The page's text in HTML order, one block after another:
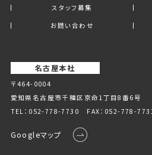
スタッフ募集
お問い合わせ
名古屋本社
〒464-0004
愛知県名古屋市千種区京命1丁⽬8番6号
TEL： 052-778-7730 FAX：052-778-
Googleマップ